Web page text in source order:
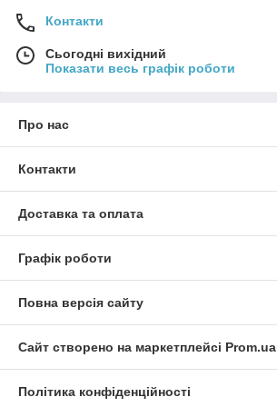
Контакти
Сьогодні вихідний
Показати весь графік роботи
Про нас
Контакти
Доставка та оплата
Графік роботи
Повна версія сайту
Сайт створено на маркетплейсі Prom.ua
Політика конфіденційності